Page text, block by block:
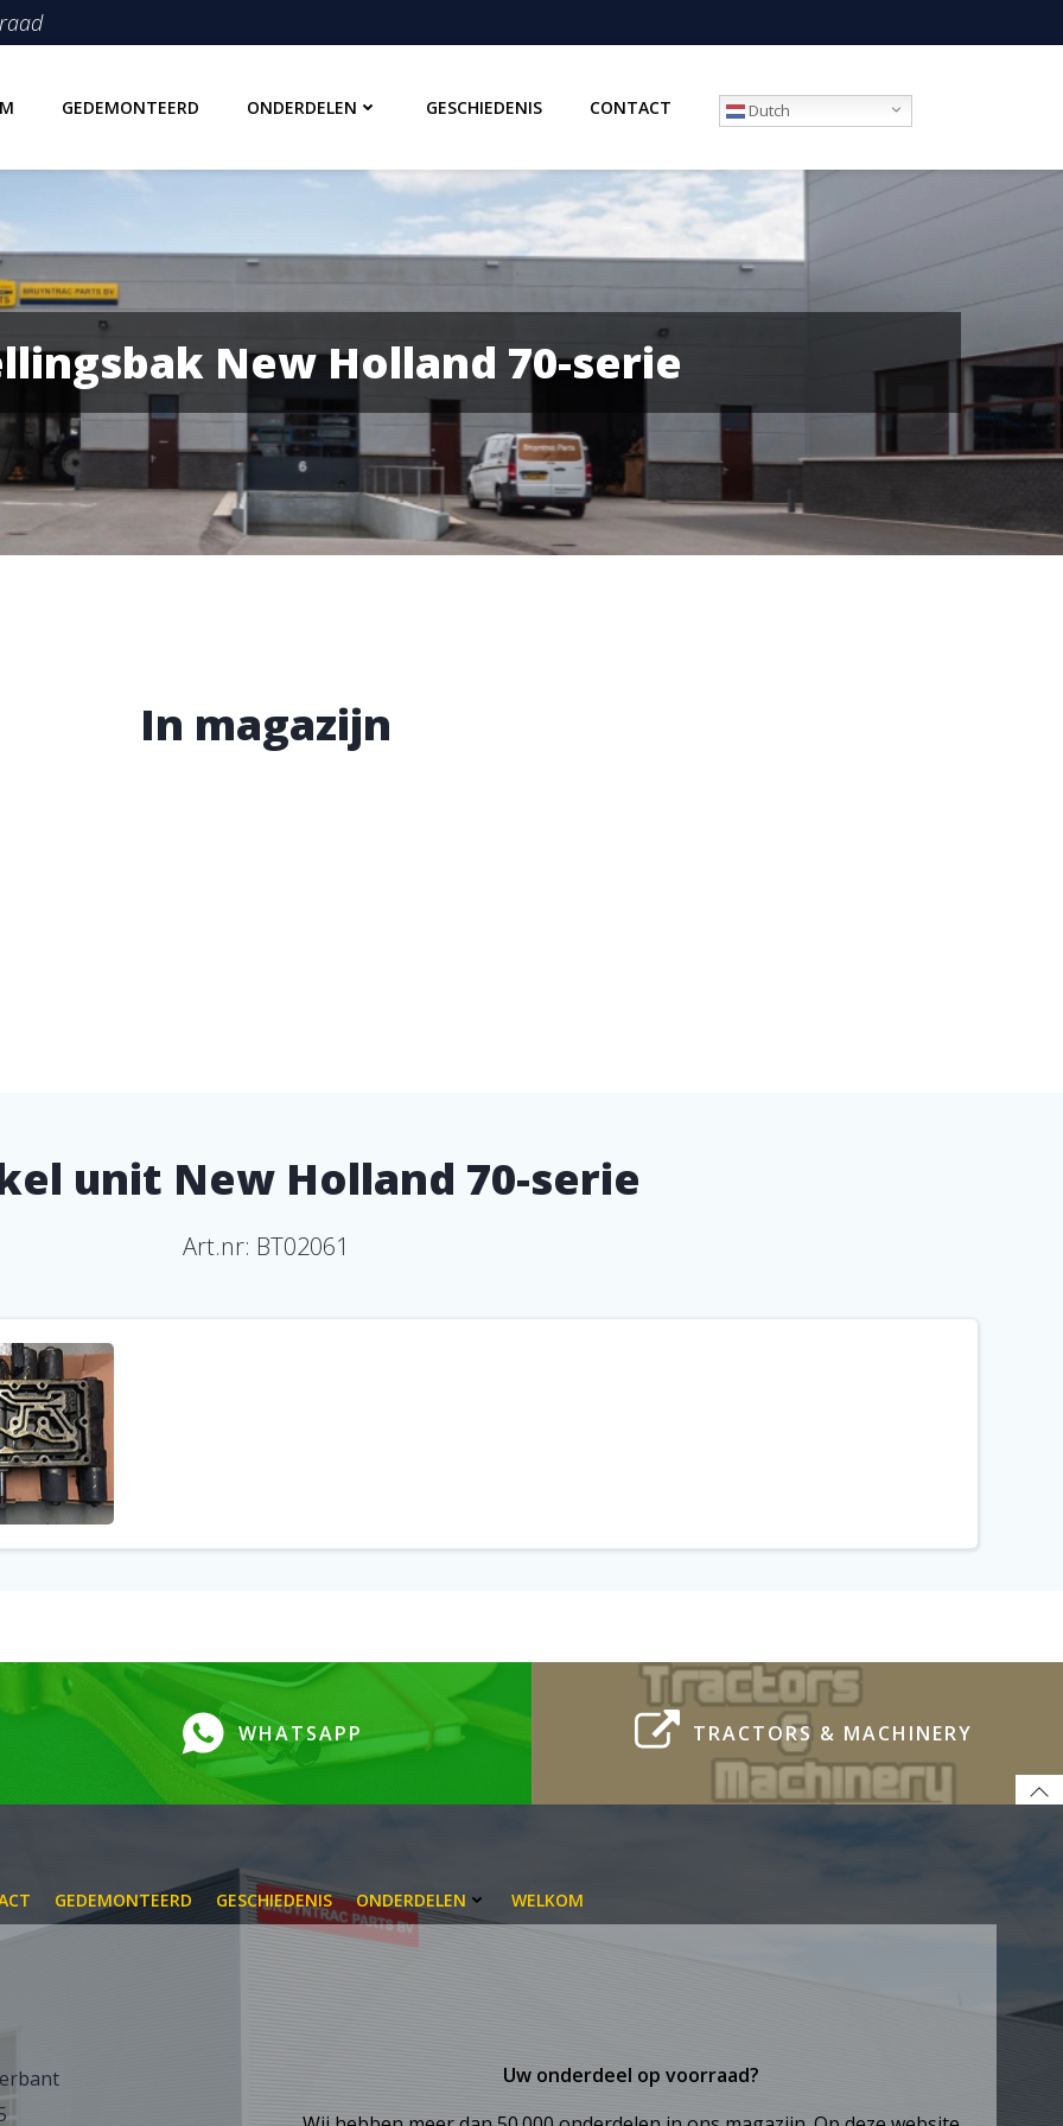
GEDEMONTEERD ONDERDELEN GESCHIEDENIS CONTACT Dutch
New Holland 70-serie
In magazijn
unit New Holland 70-serie
Art.nr: BT02061
WHATSAPP TRACTORS & MACHINERY
GEDEMONTEERD GESCHIEDENIS ONDERDELEN WELKOM
Uw onderdeel op voorraad?